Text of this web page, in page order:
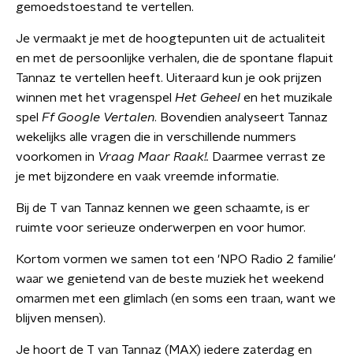
gemoedstoestand te vertellen.
Je vermaakt je met de hoogtepunten uit de actualiteit
en met de persoonlijke verhalen, die de spontane flapuit
Tannaz te vertellen heeft. Uiteraard kun je ook prijzen
winnen met het vragenspel Het Geheel en het muzikale
spel Ff Google Vertalen. Bovendien analyseert Tannaz
wekelijks alle vragen die in verschillende nummers
voorkomen in Vraag Maar Raak!. Daarmee verrast ze
je met bijzondere en vaak vreemde informatie.
Bij de T van Tannaz kennen we geen schaamte, is er
ruimte voor serieuze onderwerpen en voor humor.
Kortom vormen we samen tot een 'NPO Radio 2 familie'
waar we genietend van de beste muziek het weekend
omarmen met een glimlach (en soms een traan, want we
blijven mensen).
Je hoort de T van Tannaz (MAX) iedere zaterdag en